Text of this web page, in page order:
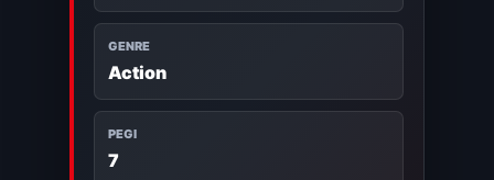
GENRE
Action
PEGI
7